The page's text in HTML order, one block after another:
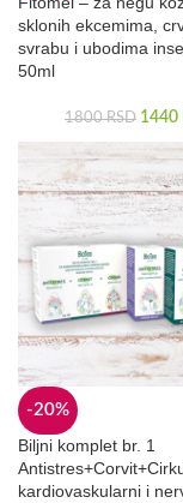
sklonih ekcemima,
svrabu i ubodima
50ml
1800RSD 1440
-20%
Biljni komplet br. 1
kardiovaskularni i